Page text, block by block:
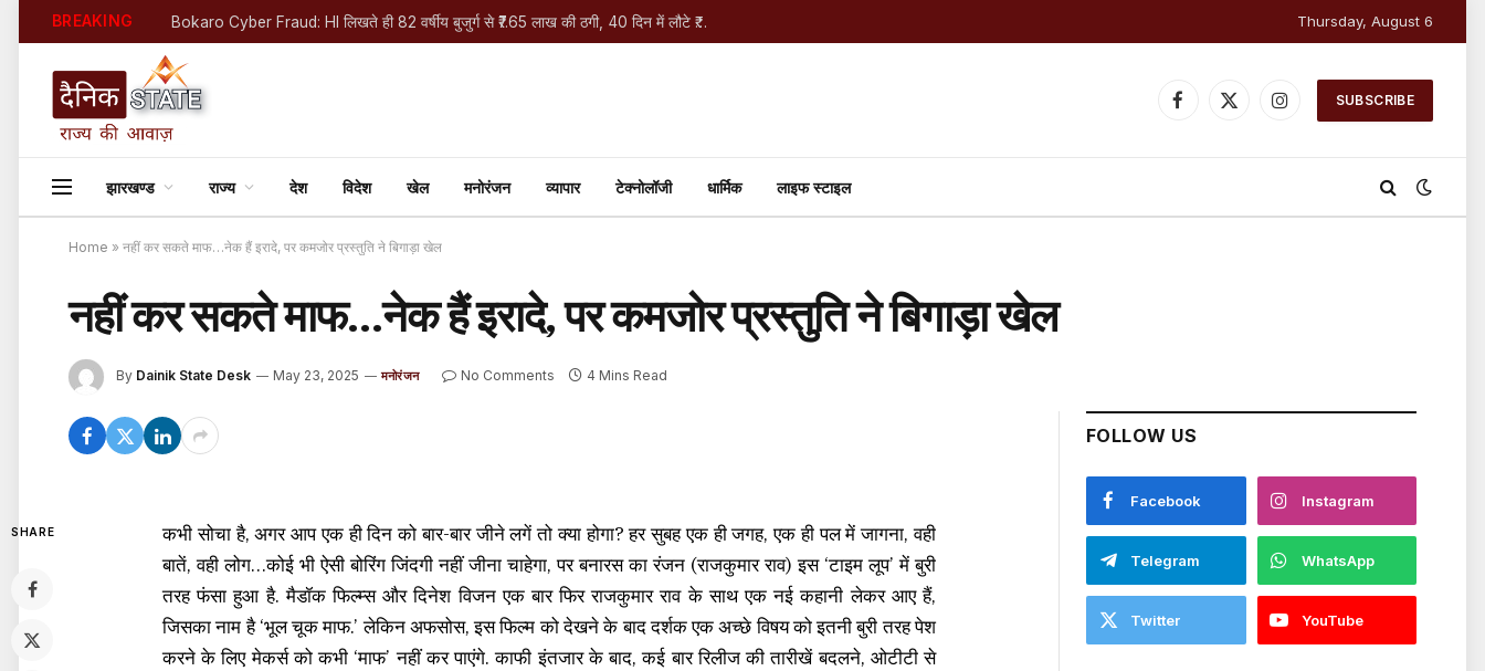
BREAKING Bokaro Cyber Fraud: HI लिखते ही 82 वर्षीय बुजुर्ग से ₹7.65 लाख की ठगी, 40 दिन में लौटे ₹7 लाख Thursday, August 6
Facebook
X
Instagram
SUBSCRIBE
झारखण्ड राज्य देश विदेश खेल मनोरंजन व्यापार टेक्नोलॉजी धार्मिक लाइफ स्टाइल
Home » नहीं कर सकते माफ…नेक हैं इरादे, पर कमजोर प्रस्तुति ने बिगाड़ा खेल
नहीं कर सकते माफ…नेक हैं इरादे, पर कमजोर प्रस्तुति ने बिगाड़ा खेल
By Dainik State Desk May 23, 2025 मनोरंजन No Comments 4 Mins Read
SHARE
कभी सोचा है, अगर आप एक ही दिन को बार-बार जीने लगें तो क्या होगा? हर सुबह एक ही जगह, एक ही पल में जागना, वही
बातें, वही लोग…कोई भी ऐसी बोरिंग जिंदगी नहीं जीना चाहेगा, पर बनारस का रंजन (राजकुमार राव) इस ‘टाइम लूप’ में बुरी
तरह फंसा हुआ है. मैडॉक फिल्म्स और दिनेश विजन एक बार फिर राजकुमार राव के साथ एक नई कहानी लेकर आए हैं,
जिसका नाम है ‘भूल चूक माफ.’ लेकिन अफसोस, इस फिल्म को देखने के बाद दर्शक एक अच्छे विषय को इतनी बुरी तरह पेश
करने के लिए मेकर्स को कभी ‘माफ’ नहीं कर पाएंगे. काफी इंतजार के बाद, कई बार रिलीज की तारीखें बदलने, ओटीटी से
FOLLOW US
Facebook Instagram
Telegram WhatsApp
Twitter YouTube